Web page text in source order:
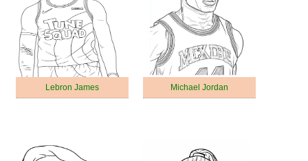
Lebron James Michael Jordan